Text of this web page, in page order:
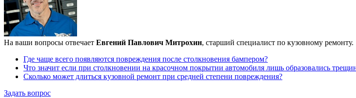
На ваши вопросы отвечает Евгений Павлович Митрохин, старший специалист по кузовному ремонту.
Где чаще всего появляются повреждения после столкновения бампером?
Что значит если при столкновении на красочном покрытии автомобиля лишь образовались
Сколько может длиться кузовной ремонт при средней степени повреждения?
Задать вопрос